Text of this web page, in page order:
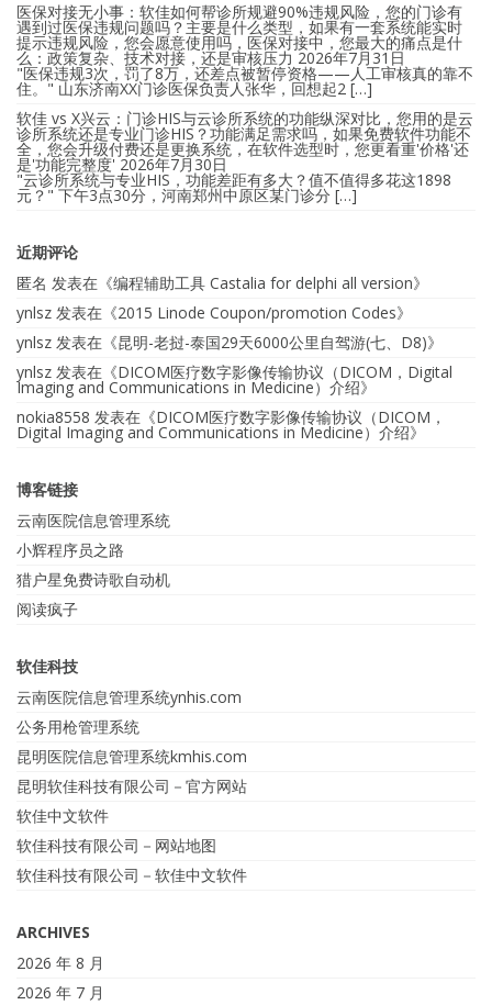
医保对接无小事：软佳如何帮诊所规避90%违规风险，您的门诊有
遇到过医保违规问题吗？主要是什么类型，如果有一套系统能实时
提示违规风险，您会愿意使用吗，医保对接中，您最大的痛点是什
么：政策复杂、技术对接，还是审核压力 2026年7月31日
"医保违规3次，罚了8万，还差点被暂停资格——人工审核真的靠不
住。" 山东济南XX门诊医保负责人张华，回想起2 […]
软佳 vs X兴云：门诊HIS与云诊所系统的功能纵深对比，您用的是云
诊所系统还是专业门诊HIS？功能满足需求吗，如果免费软件功能不
全，您会升级付费还是更换系统，在软件选型时，您更看重'价格'还
是'功能完整度' 2026年7月30日
"云诊所系统与专业HIS，功能差距有多大？值不值得多花这1898
元？" 下午3点30分，河南郑州中原区某门诊分 […]
近期评论
匿名 发表在《编程辅助工具 Castalia for delphi all version》
ynlsz 发表在《2015 Linode Coupon/promotion Codes》
ynlsz 发表在《昆明-老挝-泰国29天6000公里自驾游(七、D8)》
ynlsz 发表在《DICOM医疗数字影像传输协议（DICOM，Digital
Imaging and Communications in Medicine）介绍》
nokia8558 发表在《DICOM医疗数字影像传输协议（DICOM，
Digital Imaging and Communications in Medicine）介绍》
博客链接
云南医院信息管理系统
小辉程序员之路
猎户星免费诗歌自动机
阅读疯子
软佳科技
云南医院信息管理系统ynhis.com
公务用枪管理系统
昆明医院信息管理系统kmhis.com
昆明软佳科技有限公司－官方网站
软佳中文软件
软佳科技有限公司－网站地图
软佳科技有限公司－软佳中文软件
ARCHIVES
2026 年 8 月
2026 年 7 月